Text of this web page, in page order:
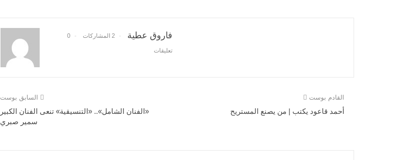
فاروق عطية 2 المشاركات 0
تعليقات
السابق بوست
«الفنان الشامل».. «التنسيقية» تنعى الفنان الكبير
سمير صبري
القادم بوست
أحمد قاعود يكتب | من يصنع المستريح